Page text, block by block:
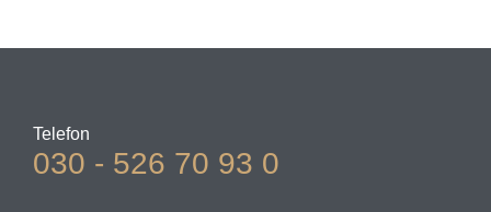
Telefon
030 - 526 70 93 0